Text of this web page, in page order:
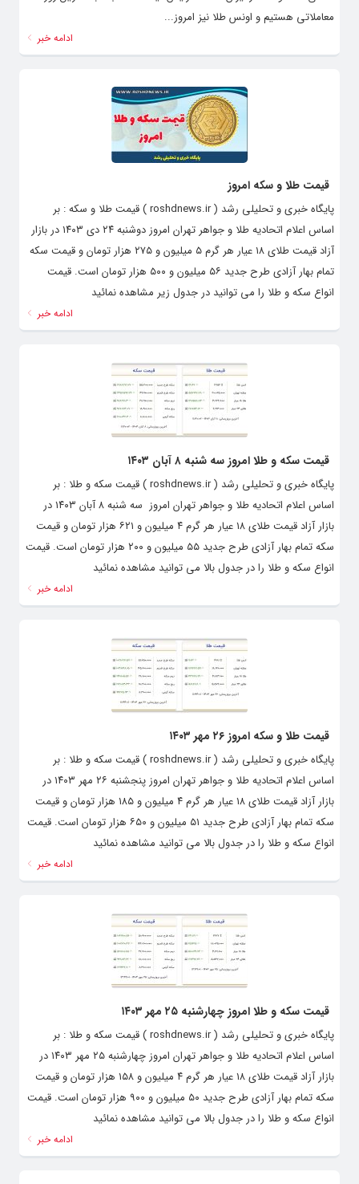
معاملاتی هستیم و اونس طلا نیز امروز...
ادامه خبر
قیمت طلا و سکه امروز
پایگاه خبری و تحلیلی رشد ( roshdnews.ir ) قیمت طلا و سکه : بر
اساس اعلام اتحادیه طلا و جواهر تهران امروز دوشنبه ۲۴ دی ۱۴۰۳ در بازار
آزاد قیمت طلای ۱۸ عیار هر گرم ۵ میلیون و ۲۷۵ هزار تومان و قیمت سکه
تمام‌ بهار آزادی طرح جدید ۵۶ میلیون و ۵۰۰ هزار تومان است. قیمت
انواع سکه و طلا را می توانید در جدول زیر مشاهده نمائید
ادامه خبر
قیمت سکه و طلا امروز سه شنبه ۸ آبان ۱۴۰۳
پایگاه خبری و تحلیلی رشد ( roshdnews.ir ) قیمت سکه و طلا : بر
اساس اعلام اتحادیه طلا و جواهر تهران امروز سه شنبه ۸ آبان ۱۴۰۳ در
بازار آزاد قیمت طلای ۱۸ عیار هر گرم ۴ میلیون و ۶۲۱ هزار تومان و قیمت
سکه تمام‌ بهار آزادی طرح جدید ۵۵ میلیون و ۲۰۰ هزار تومان است. قیمت
انواع سکه و طلا را در جدول بالا می توانید مشاهده نمائید
ادامه خبر
قیمت طلا و سکه امروز ۲۶ مهر ۱۴۰۳
پایگاه خبری و تحلیلی رشد ( roshdnews.ir ) قیمت سکه و طلا : بر
اساس اعلام اتحادیه طلا و جواهر تهران امروز پنجشنبه ۲۶ مهر ۱۴۰۳ در
بازار آزاد قیمت طلای ۱۸ عیار هر گرم ۴ میلیون و ۱۸۵ هزار تومان و قیمت
سکه تمام‌ بهار آزادی طرح جدید ۵۱ میلیون و ۶۵۰ هزار تومان است. قیمت
انواع سکه و طلا را در جدول بالا می توانید مشاهده نمائید
ادامه خبر
قیمت سکه و طلا امروز چهارشنبه ۲۵ مهر ۱۴۰۳
پایگاه خبری و تحلیلی رشد ( roshdnews.ir ) قیمت سکه و طلا : بر
اساس اعلام اتحادیه طلا و جواهر تهران امروز چهارشنبه ۲۵ مهر ۱۴۰۳ در
بازار آزاد قیمت طلای ۱۸ عیار هر گرم ۴ میلیون و ۱۵۸ هزار تومان و قیمت
سکه تمام‌ بهار آزادی طرح جدید ۵۰ میلیون و ۹۰۰ هزار تومان است. قیمت
انواع سکه و طلا را در جدول بالا می توانید مشاهده نمائید
ادامه خبر